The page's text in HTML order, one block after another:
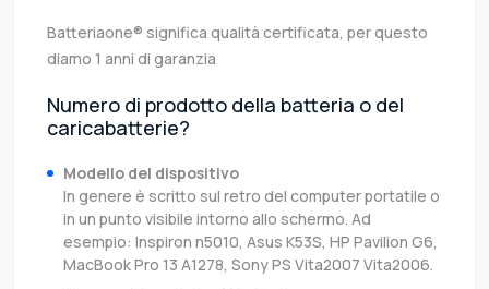
Batteriaone® significa qualità certificata, per questo
diamo 1 anni di garanzia
Numero di prodotto della batteria o del
caricabatterie?
Modello del dispositivo
In genere è scritto sul retro del computer portatile o
in un punto visibile intorno allo schermo. Ad
esempio: Inspiron n5010, Asus K53S, HP Pavilion G6,
MacBook Pro 13 A1278, Sony PS Vita2007 Vita2006.